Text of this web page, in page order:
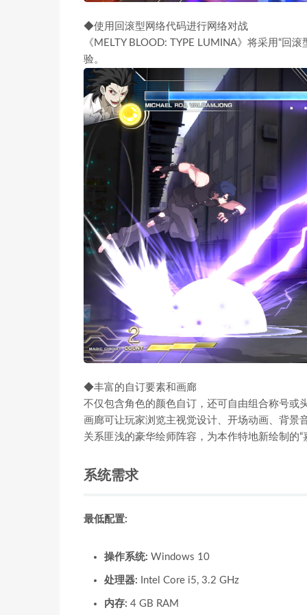
◆使用回滚型网络代码进行网络对战
《MELTY BLOOD: TYPE LUMINA》将采用“回
验。
◆丰富的自订要素和画廊
不仅包含角色的颜色自订，还可自由组合称号或
画廊可让玩家浏览主视觉设计、开场动画、背景
关系匪浅的豪华绘师阵容，为本作特地新绘制的“
系统需求
最低配置:
操作系统: Windows 10
处理器: Intel Core i5, 3.2 GHz
内存: 4 GB RAM